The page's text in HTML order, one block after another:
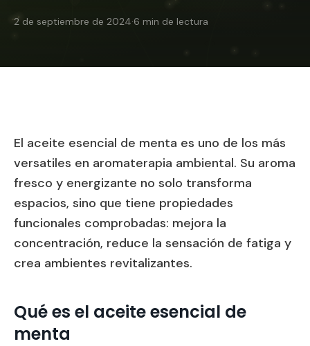
2 de septiembre de 2024·6 min de lectura
El aceite esencial de menta es uno de los más
versatiles en aromaterapia ambiental. Su aroma
fresco y energizante no solo transforma
espacios, sino que tiene propiedades
funcionales comprobadas: mejora la
concentración, reduce la sensación de fatiga y
crea ambientes revitalizantes.
Qué es el aceite esencial de
menta